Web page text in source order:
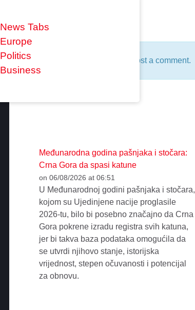
News Tabs
Europe
Politics
Business
Reply
to post a comment.
Međunarodna godina pašnjaka i stočara:
Crna Gora da spasi katune
on 06/08/2026 at 06:51
U Međunarodnoj godini pašnjaka i stočara,
kojom su Ujedinjene nacije proglasile
2026-tu, bilo bi posebno značajno da Crna
Gora pokrene izradu registra svih katuna,
jer bi takva baza podataka omogućila da
se utvrdi njihovo stanje, istorijska
vrijednost, stepen očuvanosti i potencijal
za obnovu.